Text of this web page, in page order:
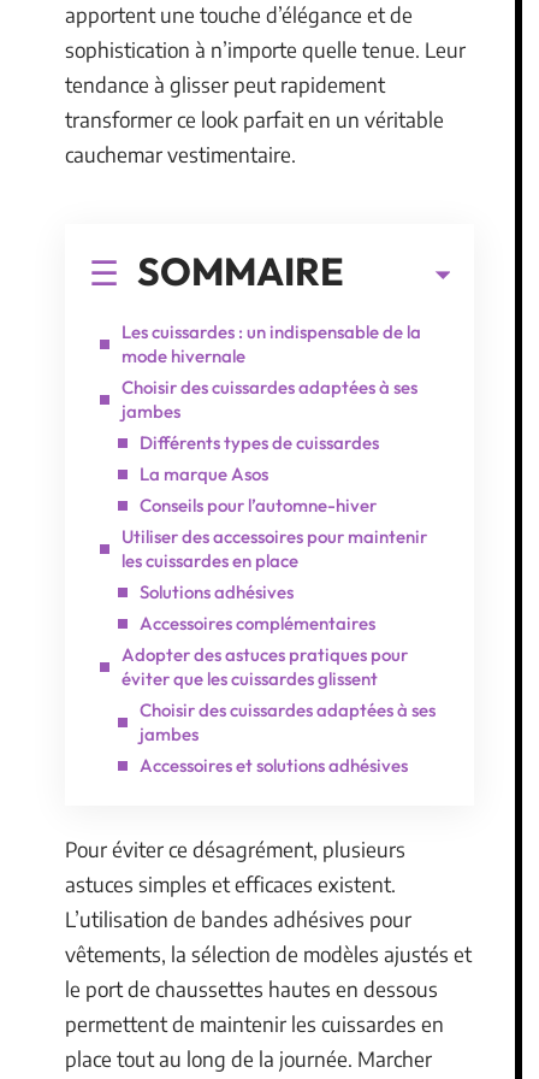
apportent une touche d’élégance et de
sophistication à n’importe quelle tenue. Leur
tendance à glisser peut rapidement
transformer ce look parfait en un véritable
cauchemar vestimentaire.
SOMMAIRE
Les cuissardes : un indispensable de la
mode hivernale
Choisir des cuissardes adaptées à ses
jambes
Différents types de cuissardes
La marque Asos
Conseils pour l’automne-hiver
Utiliser des accessoires pour maintenir
les cuissardes en place
Solutions adhésives
Accessoires complémentaires
Adopter des astuces pratiques pour
éviter que les cuissardes glissent
Choisir des cuissardes adaptées à ses
jambes
Accessoires et solutions adhésives
Pour éviter ce désagrément, plusieurs
astuces simples et efficaces existent.
L’utilisation de bandes adhésives pour
vêtements, la sélection de modèles ajustés et
le port de chaussettes hautes en dessous
permettent de maintenir les cuissardes en
place tout au long de la journée. Marcher